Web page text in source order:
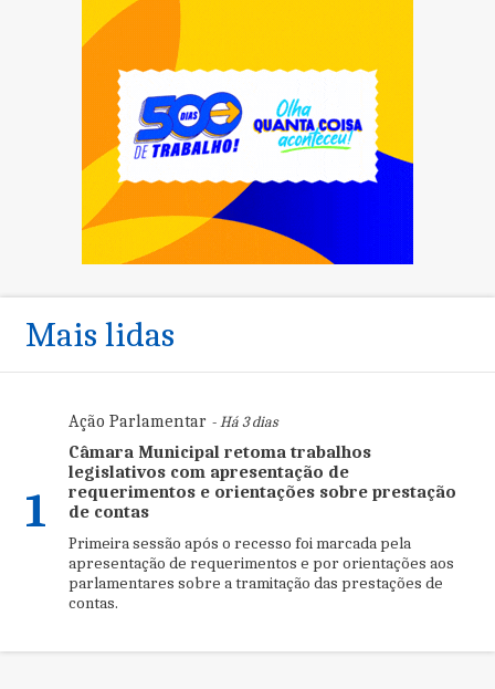
Mais lidas
1
Ação Parlamentar - Há 3 dias
Câmara Municipal retoma trabalhos
legislativos com apresentação de
requerimentos e orientações sobre prestação
de contas
Primeira sessão após o recesso foi marcada pela
apresentação de requerimentos e por orientações aos
parlamentares sobre a tramitação das prestações de
contas.